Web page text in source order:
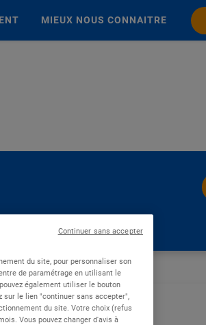
MIEUX NOUS CONNAITRE
du site, pour personnaliser son
de paramétrage en utilisant le
également utiliser le bouton
sur le lien "continuer sans accepter",
du site. Votre choix (refus
Vous pouvez changer d'avis à
Continuer sans accepter